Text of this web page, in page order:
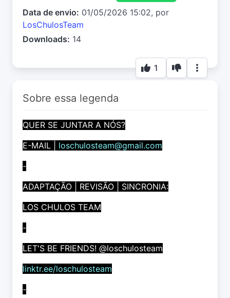
Data de envio: 01/05/2026 15:02, por
LosChulosTeam
Downloads: 14
1
Sobre essa legenda
QUER SE JUNTAR A NÓS?
E-MAIL | loschulosteam@gmail.com
-
ADAPTAÇÃO | REVISÃO | SINCRONIA:
LOS CHULOS TEAM
-
LET'S BE FRIENDS! @loschulosteam
linktr.ee/loschulosteam
-